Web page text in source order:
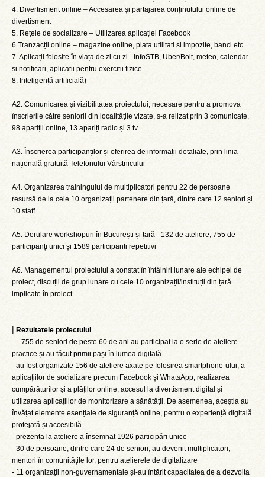
4. Divertisment online – Accesarea și partajarea conținutului online de
divertisment
5. Rețele de socializare – Utilizarea aplicației Facebook
6.Tranzacții online – magazine online, plata utilitati si impozite, banci etc
7. Aplicații folosite în viața de zi cu zi - InfoSTB, Uber/Bolt, meteo, calendar
si notificari, aplicatii pentru exercitii fizice
8. Inteligență artificială)
A2. Comunicarea și vizibilitatea proiectului, necesare pentru a promova
înscrierile către seniorii din localitățile vizate, s-a relizat prin 3 comunicate,
98 apariții online, 13 apariți radio și 3 tv.
A3. Înscrierea participanților și oferirea de informații detaliate, prin linia
națională gratuită Telefonului Vârstnicului
A4. Organizarea trainingului de multiplicatori pentru 22 de persoane
resursă de la cele 10 organizații partenere din țară, dintre care 12 seniori și
10 staff
A5. Derulare workshopuri în București și țară - 132 de ateliere, 755 de
participanți unici și 1589 participanti repetitivi
A6. Managementul proiectului a constat în întâlniri lunare ale echipei de
proiect, discuții de grup lunare cu cele 10 organizații/instituții din țară
implicate în proiect
| Rezultatele proiectului
-755 de seniori de peste 60 de ani au participat la o serie de ateliere
practice și au făcut primii pași în lumea digitală
- au fost organizate 156 de ateliere axate pe folosirea smartphone-ului, a
aplicațiilor de socializare precum Facebook și WhatsApp, realizarea
cumpărăturilor și a plăților online, accesul la divertisment digital și
utilizarea aplicațiilor de monitorizare a sănătății. De asemenea, aceștia au
învățat elemente esențiale de siguranță online, pentru o experiență digitală
protejată și accesibilă
- prezența la ateliere a însemnat 1926 participări unice
- 30 de persoane, dintre care 24 de seniori, au devenit multiplicatori,
mentori în comunitățile lor, pentru atelierele de digitalizare
- 11 organizații non-guvernamentale și-au întărit capacitatea de a dezvolta